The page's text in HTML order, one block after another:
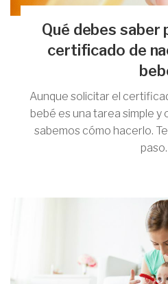
Qué debes saber
certificado de
Aunque solicitar el
bebé es una tarea simple y
sabemos cómo hacerlo.
paso.